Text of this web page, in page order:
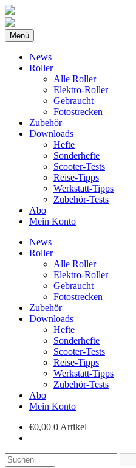
Menü
News
Roller
Alle Roller
Elektro-Roller
Gebraucht
Fotostrecken
Zubehör
Downloads
Hefte
Sonderhefte
Scooter-Tests
Reise-Tipps
Werkstatt-Tipps
Zubehör-Tests
Abo
Mein Konto
News
Roller
Alle Roller
Elektro-Roller
Gebraucht
Fotostrecken
Zubehör
Downloads
Hefte
Sonderhefte
Scooter-Tests
Reise-Tipps
Werkstatt-Tipps
Zubehör-Tests
Abo
Mein Konto
€0,00 0 Artikel